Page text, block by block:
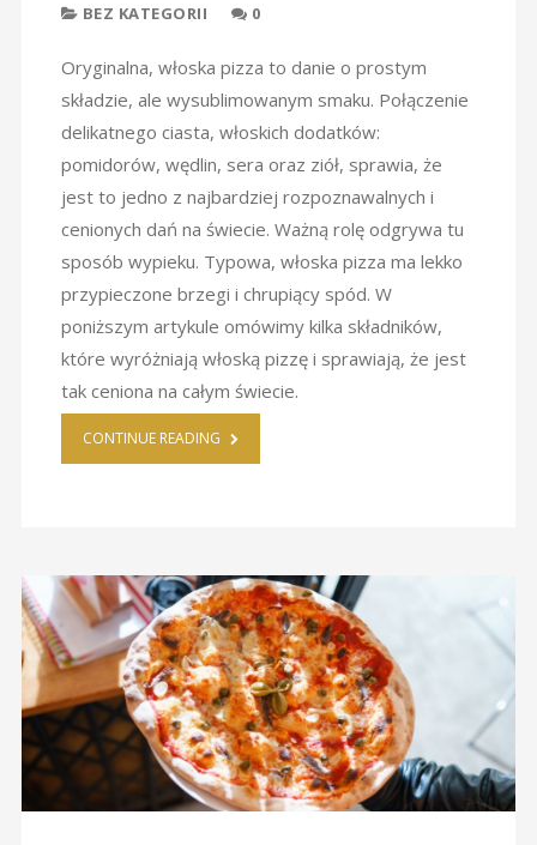
BEZ KATEGORII 0
Oryginalna, włoska pizza to danie o prostym
składzie, ale wysublimowanym smaku. Połączenie
delikatnego ciasta, włoskich dodatków:
pomidorów, wędlin, sera oraz ziół, sprawia, że
jest to jedno z najbardziej rozpoznawalnych i
cenionych dań na świecie. Ważną rolę odgrywa tu
sposób wypieku. Typowa, włoska pizza ma lekko
przypieczone brzegi i chrupiący spód. W
poniższym artykule omówimy kilka składników,
które wyróżniają włoską pizzę i sprawiają, że jest
tak ceniona na całym świecie.
CONTINUE READING